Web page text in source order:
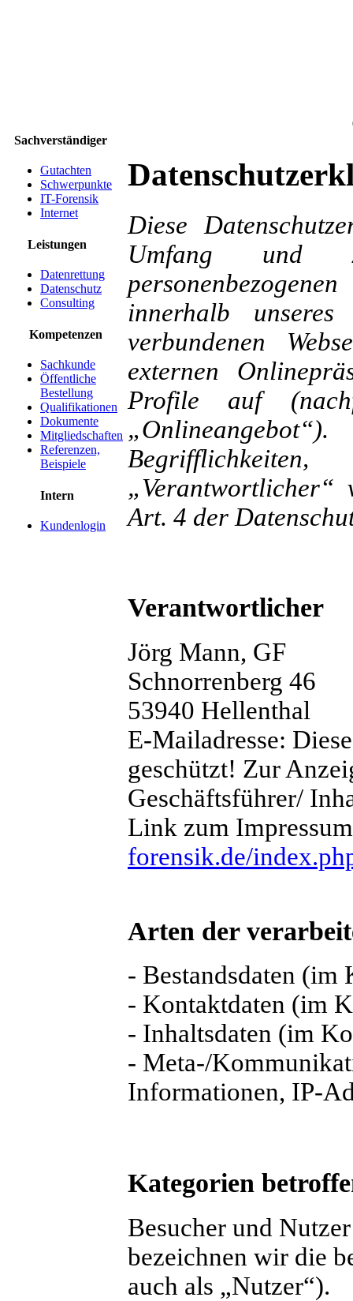
Sachverständiger
Gutachten
Schwerpunkte
IT-Forensik
Internet
Leistungen
Datenrettung
Datenschutz
Consulting
Kompetenzen
Sachkunde
Öffentliche
Bestellung
Qualifikationen
Dokumente
Mitgliedschaften
Referenzen,
Beispiele
Intern
Kundenlogin
Diese
Umfang und
innerhalb
verbundenen
externen
Profile auf
Art. 4 der
Verantwortlicher
Jörg Mann, GF
Schnorrenberg 46
53940 Hellenthal
E-Mailadresse:
geschützt! Zur
Geschäftsführer/
Link zum
forensik.de/
Arten der
- Bestandsdaten
- Kontaktdaten (im
- Inhaltsdaten (im
- Meta-/
Informationen, IP-
Kategorien
Besucher und
bezeichnen wir die
auch als „Nutzer“).